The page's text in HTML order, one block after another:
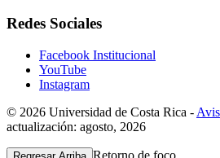
Redes Sociales
Facebook Institucional
YouTube
Instagram
© 2026 Universidad de Costa Rica -
actualización: agosto, 2026
Retorno de foco